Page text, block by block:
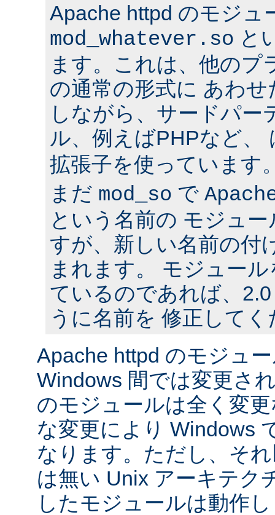
Apache httpd のモジュ
mod_whatever.so と
ます。これは、他のプ
の通常の形式に あわ
しながら、サードパー
ル、例えばPHPなど、
拡張子を使っています
まだ mod_so で
という名前の モジュ
すが、新しい名前の付
まれます。 モジュー
ているのであれば、
うに名前を 修正して
Apache httpd のモジュ
Windows 間では変更さ
のモジュールは全く変
な変更により Windows
なります。ただし、そ
は無い Unix アーキテク
したモジュールは動作